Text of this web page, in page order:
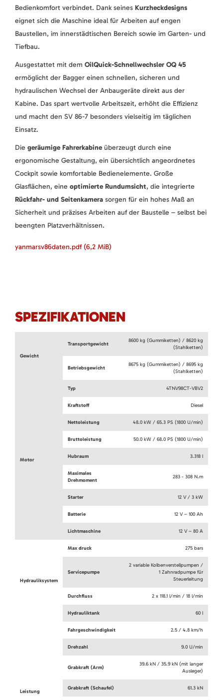
Bedienkomfort verbindet. Dank seines Kurzheckdesigns
eignet sich die Maschine ideal für Arbeiten auf engen
Baustellen, im innerstädtischen Bereich sowie im Garten- und
Tiefbau.
Ausgestattet mit dem OilQuick-Schnellwechsler OQ 45
ermöglicht der Bagger einen schnellen, sicheren und
hydraulischen Wechsel der Anbaugeräte direkt aus der
Kabine. Das spart wertvolle Arbeitszeit, erhöht die Effizienz
und macht den SV 86-7 besonders vielseitig im täglichen
Einsatz.
Die geräumige Fahrerkabineüberzeugt durch eine
ergonomische Gestaltung, ein übersichtlich angeordnetes
Cockpit sowie komfortable Bedienelemente. Große
Glasflächen, eine optimierte Rundumsicht, die integrierte
Rückfahr- und Seitenkamera sorgen für ein hohes Maß an
Sicherheit und präzises Arbeiten auf der Baustelle – selbst bei
beengten Platzverhältnissen.
yanmarsv86daten.pdf (6,2 MiB)
SPEZIFIKATIONEN
Gewicht
Transportgewicht
8600 kg (Gummiketten) / 8620 kg
(Stahlketten)
Betriebsgewicht
8675 kg (Gummiketten) / 8695 kg
(Stahlketten)
Motor
Typ 4TNV98CT-VBV2
Kraftstoff Diesel
Nettoleistung 48.0 kW / 65.3 PS (1800 U/min)
Bruttoleistung 50.0 kW / 68.0 PS (1800 U/min)
Hubraum 3.318 l
Maximales
Drehmoment
283 - 308 N.m
Starter 12 V / 3 kW
Batterie 12 V – 100 Ah
Lichtmaschine 12 V – 80 A
Hydrauliksystem
Max druck 275 bars
Servicepumpe
2 variable Kolbenverstellpumpen /
1 Zahnradpumpe für
Steuerleitung
Durchfluss 2 x 118.1 l/min / 18 l/min
Hydrauliktank 60 l
Leistung
Fahrgeschwindigkeit 2.5 / 4.8 km/h
Drehzahl 9.0 U/min
Grabkraft (Arm)
39.6 kN / 35.9 kN (mit langer
Ausleger)
Grabkraft (Schaufel) 61.3 kN